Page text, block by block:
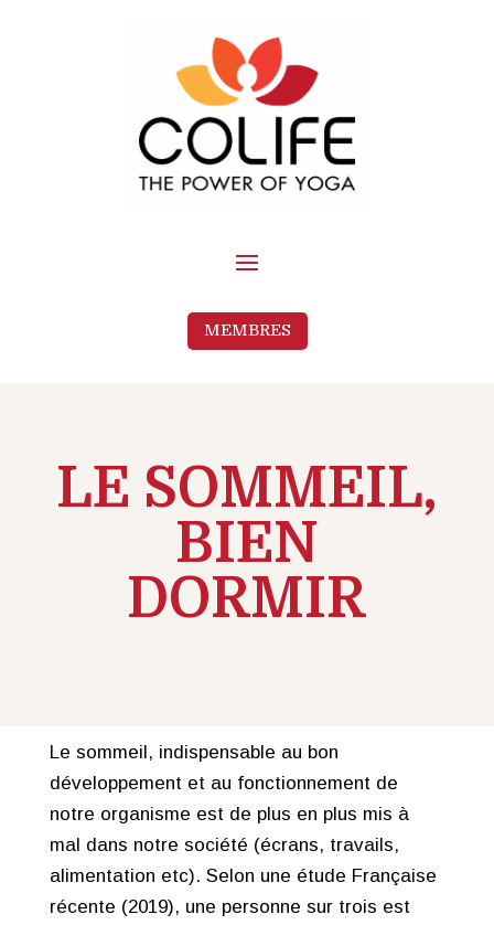
MEMBRES
LE SOMMEIL,
BIEN
DORMIR
Le sommeil, indispensable au bon
développement et au fonctionnement de
notre organisme est de plus en plus mis à
mal dans notre société (écrans, travails,
alimentation etc). Selon une étude Française
récente (2019), une personne sur trois est